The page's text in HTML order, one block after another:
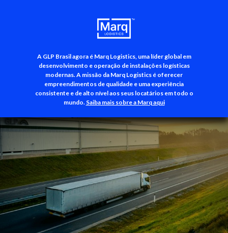
A GLP Brasil agora é Marq Logistics, uma líder global em
desenvolvimento e operação de instalações logísticas
modernas. A missão da Marq Logistics é oferecer
empreendimentos de qualidade e uma experiência
consistente e de alto nível aos seus locatários em todo o
mundo. Saiba mais sobre a Marq aqui
+55 (11) 3500-3700